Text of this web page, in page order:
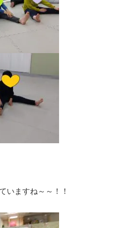
いますね～～！！